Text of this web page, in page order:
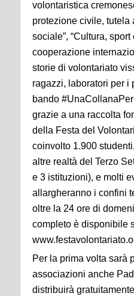
volontaristica
protezione civile, tutela
sociale”, “Cultura,
cooperazione
storie di volontariato
ragazzi, laboratori per i
bando
grazie a una raccolta
della Festa del
coinvolto 1.900
altre realtà del Terzo
e 3 istituzioni), e molti
allargheranno i confini
oltre la 24 ore di
completo è disponibile
Per la prima volta sarà
associazioni anche
distribuirà